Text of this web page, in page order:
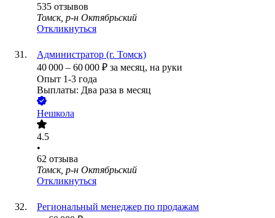
535 отзывов
Томск, р-н Октябрьский
Откликнуться
Администратор (г. Томск)
40 000 – 60 000 ₽ за месяц, на руки
Опыт 1-3 года
Выплаты: Два раза в месяц
Нешкола
4.5
•
62 отзыва
Томск, р-н Октябрьский
Откликнуться
Региональный менеджер по продажам